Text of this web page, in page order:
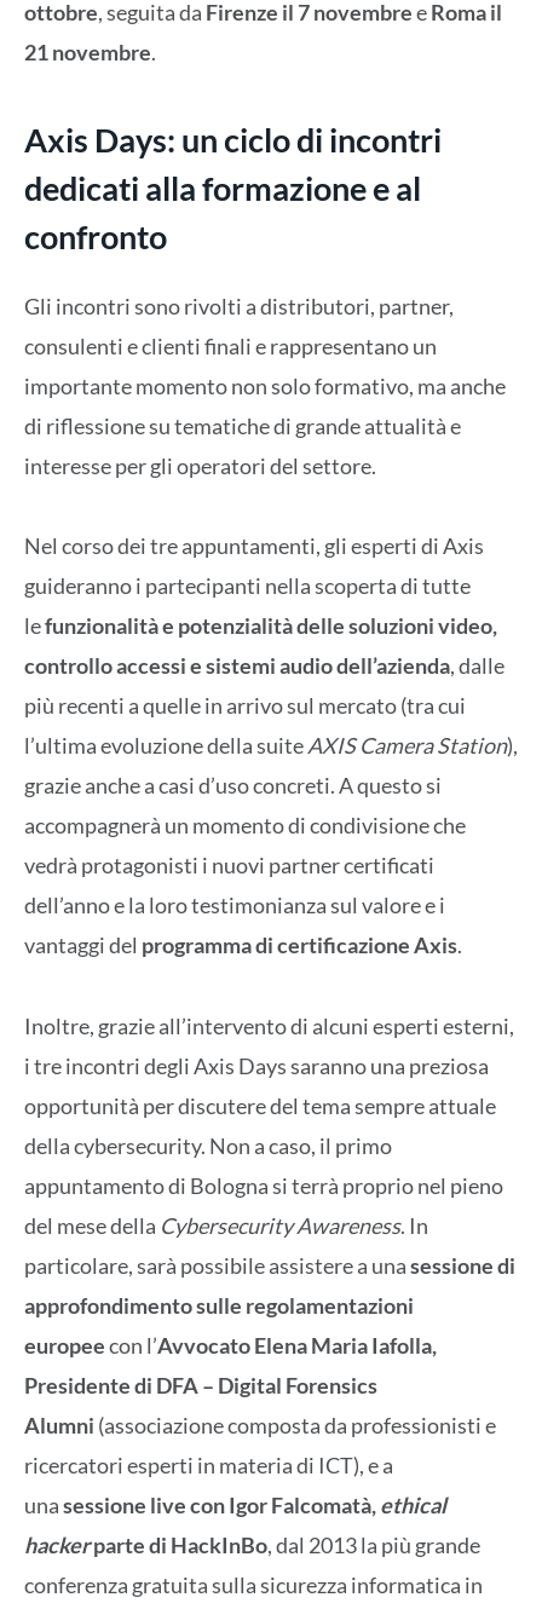
ottobre, seguita da Firenze il 7 novembreeRoma il
21 novembre.
Axis Days: un ciclo di incontri
dedicati alla formazione e al
confronto
Gli incontri sono rivolti a distributori, partner,
consulenti e clienti finali e rappresentano un
importante momento non solo formativo, ma anche
di riflessione su tematiche di grande attualità e
interesse per gli operatori del settore.
Nel corso dei tre appuntamenti, gli esperti di Axis
guideranno i partecipanti nella scoperta di tutte
lefunzionalità e potenzialità delle soluzioni video,
controllo accessi e sistemi audio dell’azienda, dalle
più recenti a quelle in arrivo sul mercato (tra cui
l’ultima evoluzione della suiteAXIS Camera Station),
grazie anche a casi d’uso concreti. A questo si
accompagnerà un momento di condivisione che
vedrà protagonisti i nuovi partner certificati
dell’anno e la loro testimonianza sul valore e i
vantaggi del programma di certificazione Axis.
Inoltre, grazie all’intervento di alcuni esperti esterni,
i tre incontri degli Axis Days saranno una preziosa
opportunità per discutere del tema sempre attuale
della cybersecurity. Non a caso, il primo
appuntamento di Bologna si terrà proprio nel pieno
del mese della Cybersecurity Awareness. In
particolare, sarà possibile assistere a unasessione di
approfondimento sulle regolamentazioni
europeecon l’Avvocato Elena Maria Iafolla,
Presidente di DFA – Digital Forensics
Alumni (associazione composta da professionisti e
ricercatori esperti in materia di ICT), e a
unasessione live con Igor Falcomatà,ethical
hackerparte di HackInBo, dal 2013 la più grande
conferenza gratuita sulla sicurezza informatica in